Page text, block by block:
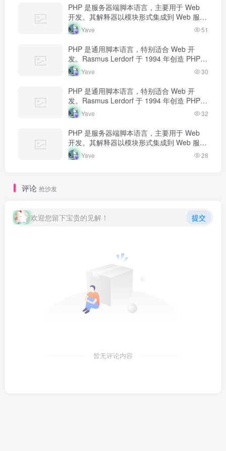
PHP 是服务器端脚本语言，主要用于 Web
开发。其解释器以模块形式集成到 Web 服务
器中，当收到请求时执行 PHP 代码，生成动
态内容返回给客户端。
Yave 51
PHP 是通用脚本语言，特别适合 Web 开
发。Rasmus Lerdorf 于 1994 年创造 PHP，
最初用于追踪个人简历访问量。如今 PHP 驱
动…
Yave 30
PHP 是通用脚本语言，特别适合 Web 开
发。Rasmus Lerdorf 于 1994 年创造 PHP，
最初用于追踪个人简历访问量。如今 PHP 驱
动…
Yave 32
PHP 是服务器端脚本语言，主要用于 Web
开发。其解释器以模块形式集成到 Web 服务
器中，当收到请求时执行 PHP 代码，生成动
态内容返回给客户端。
Yave 28
评论 抢沙发
欢迎您留下宝贵的见解！ 提交
暂无评论内容